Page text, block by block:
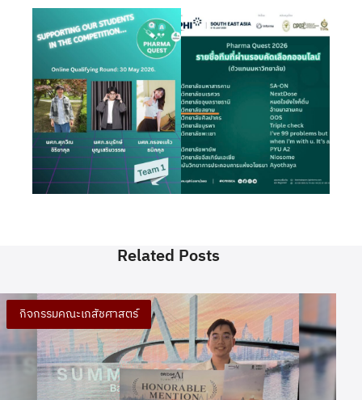
Related Posts
กิจกรรมคณะเภสัชศาสตร์